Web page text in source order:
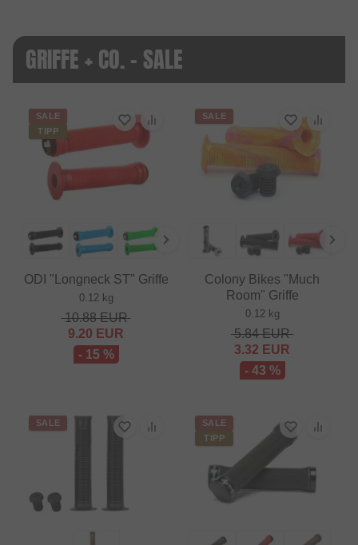
GRIFFE + CO. - SALE
SALE
TIPP
ODI "Longneck ST" Griffe
0.12 kg
10.88EUR
9.20 EUR
- 15 %
SALE
Colony Bikes "Much
Room" Griffe
0.12 kg
5.84EUR
3.32 EUR
- 43 %
SALE
SALE
TIPP